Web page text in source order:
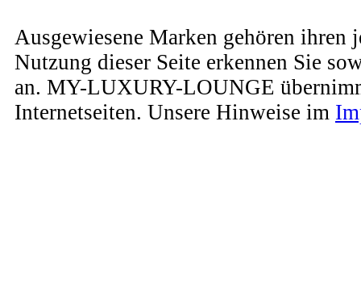
Ausgewiesene Marken gehören
Nutzung dieser Seite erkennen Sie
an. MY-LUXURY-LOUNGE
Internetseiten. Unsere Hinweise im